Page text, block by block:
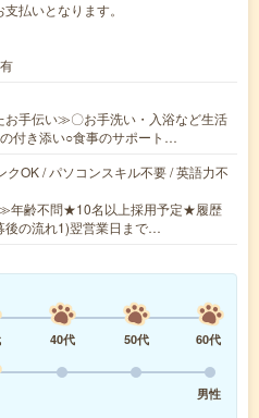
払いとなります。
手伝い≫〇お手洗い・入浴など生活
付き添い○食事のサポート…
クOK / パソコンスキル不要 / 英語力不
年齢不問★10名以上採用予定★履歴
の流れ1)翌営業日まで…
40代 50代
60代
男性